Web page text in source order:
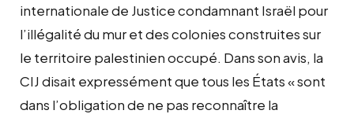
internationale de Justice condamnant Israël pour
l’illégalité du mur et des colonies construites sur
le territoire palestinien occupé. Dans son avis, la
CIJ disait expressément que tous les États « sont
dans l’obligation de ne pas reconnaître la